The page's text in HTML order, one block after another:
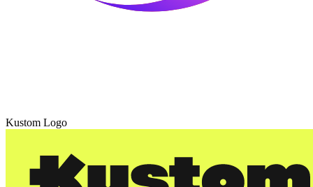
Kustom Logo